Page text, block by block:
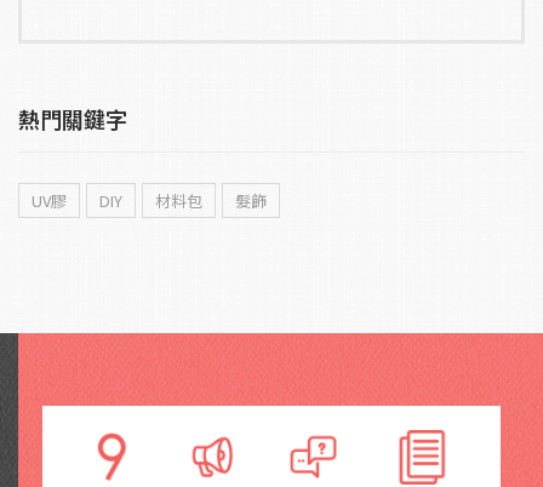
熱門關鍵字
UV膠 DIY 材料包 髮飾